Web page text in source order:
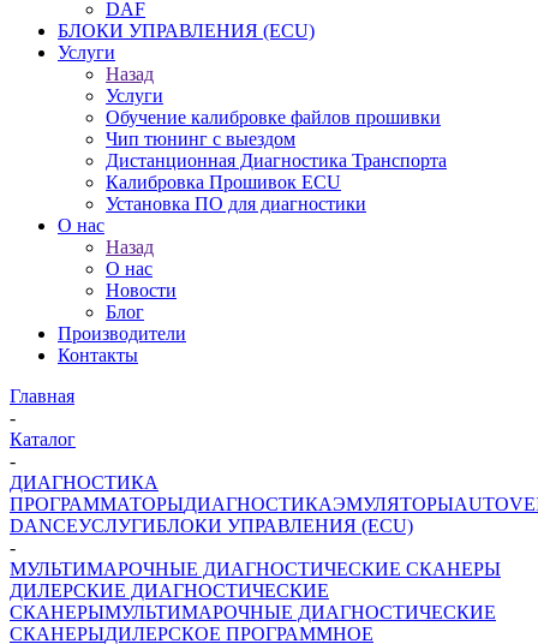
DAF
БЛОКИ УПРАВЛЕНИЯ (ECU)
Услуги
Назад
Услуги
Обучение калибровке файлов прошивки
Чип тюнинг с выездом
Дистанционная Диагностика Транспорта
Калибровка Прошивок ECU
Установка ПО для диагностики
О нас
Назад
О нас
Новости
Блог
Производители
Контакты
Главная
-
Каталог
-
ДИАГНОСТИКА
ПРОГРАММАТОРЫДИАГНОСТИКАЭМУЛЯТОРЫ
DANCEУСЛУГИБЛОКИ УПРАВЛЕНИЯ (ECU)
-
МУЛЬТИМАРОЧНЫЕ ДИАГНОСТИЧЕСКИЕ СКАНЕРЫ
ДИЛЕРСКИЕ ДИАГНОСТИЧЕСКИЕ
СКАНЕРЫМУЛЬТИМАРОЧНЫЕ ДИАГНОСТИЧЕСКИЕ
СКАНЕРЫДИЛЕРСКОЕ ПРОГРАММНОЕ